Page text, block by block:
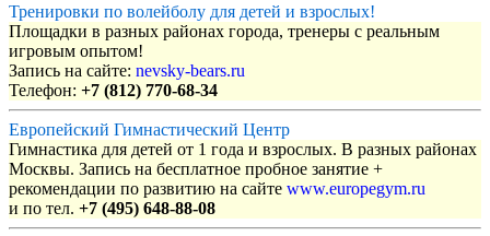
Тренировки по волейболу для детей и взрослых!
Площадки в разных районах города, тренеры с реальным
игровым опытом!
Запись на сайте: nevsky-bears.ru
Телефон: +7 (812) 770-68-34
Европейский Гимнастический Центр
Гимнастика для детей от 1 года и взрослых. В разных районах
Москвы. Запись на бесплатное пробное занятие +
рекомендации по развитию на сайте www.europegym.ru
и по тел. +7 (495) 648-88-08